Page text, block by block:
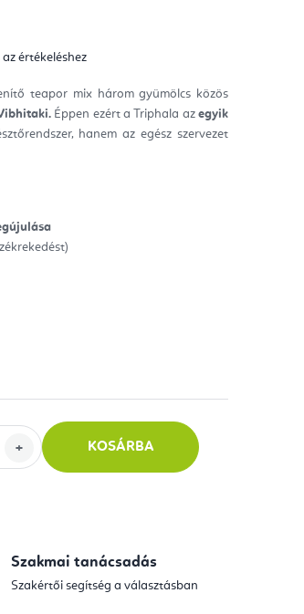
az értékeléshez
teapor mix három gyümölcs közös
Éppen ezért a Triphala azegyik
hanem az egész szervezet
KOSÁRBA
Szakmai tanácsadás
Szakértői segítség a választásban